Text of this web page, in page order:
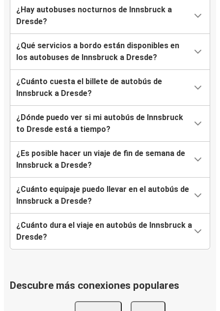
¿Hay autobuses nocturnos de Innsbruck a
Dresde?
¿Qué servicios a bordo están disponibles en
los autobuses de Innsbruck a Dresde?
¿Cuánto cuesta el billete de autobús de
Innsbruck a Dresde?
¿Dónde puedo ver si mi autobús de Innsbruck
to Dresde está a tiempo?
¿Es posible hacer un viaje de fin de semana de
Innsbruck a Dresde?
¿Cuánto equipaje puedo llevar en el autobús de
Innsbruck a Dresde?
¿Cuánto dura el viaje en autobús de Innsbruck a
Dresde?
Descubre más conexiones populares